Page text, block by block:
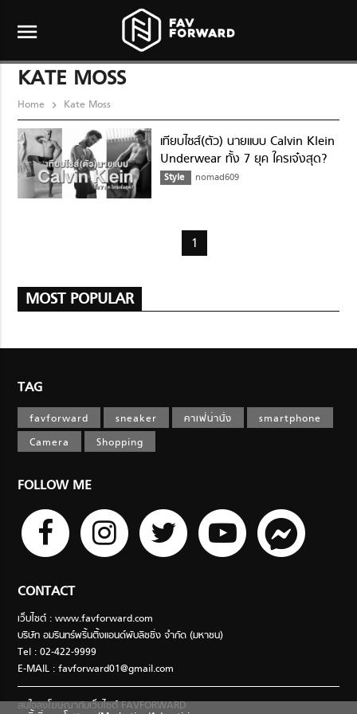
menu
KATE MOSS
Home Kate Moss
เทียบไซส์(ตัว) นายแบบ Calvin Klein
Underwear ทั้ง 7 ยุค ใครเจ๋งสุด?
Style nomad609
1
MOST POPULAR
TAG
favforward sneaker คาเฟ่น่านั่ง
smartphone
Camera
Shopping
FOLLOW ME
CONTACT
เว็บไซต์ : www.favforward.com
บริษัท อมรินทร์พริ้นติ้งแอนด์พับลิชชิ่ง จำกัด (มหาชน)
Tel : 02-422-9999
E-MAIL :favforward01@gmail.com
สนใจลงโฆษณากับเว็บไซต์ FAVFORWARD